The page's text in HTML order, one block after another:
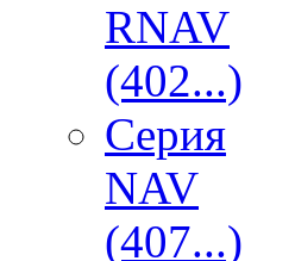
RNAV
(402...)
Серия
NAV
(407...)